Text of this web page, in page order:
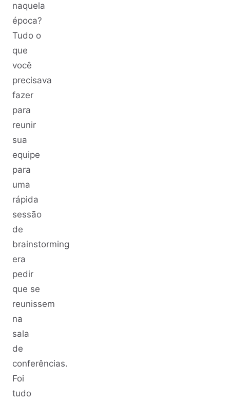
naquela
época?
Tudo o
que
você
precisava
fazer
para
reunir
sua
equipe
para
uma
rápida
sessão
de
brainstorming
era
pedir
que se
reunissem
na
sala
de
conferências.
Foi
tudo